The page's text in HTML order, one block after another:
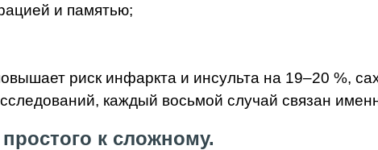
и памятью;
риск инфаркта и инсульта на 19–20 %,
каждый восьмой случай связан
к сложному.